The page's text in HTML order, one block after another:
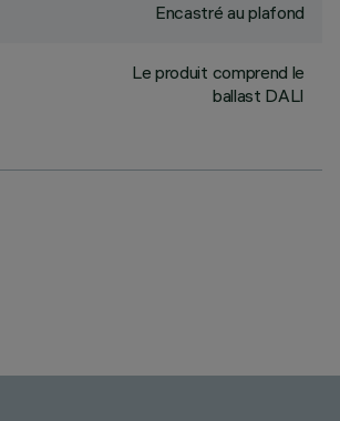
Encastré au plafond
Le produit comprend le
ballast DALI